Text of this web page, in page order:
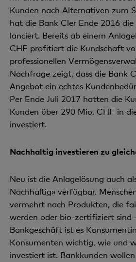
Kunden nach Alternativen zum
hat die Bank Cler Ende 2016 die
lanciert. Bereits ab einem
CHF profitiert die Kundschaft
professionellen
Nachfrage zeigt, dass die Bank
Angebot ein echtes
Per Ende Juli 2017 hatten die
Kunden über 290 Mio. CHF in
investiert.
Nachhaltig investieren zu
Neu ist die Anlagelösung auch
Nachhaltig» verfügbar.
vermehrt nach Produkten, die
werden oder bio-zertifiziert sind
Bankgeschäft ist es
Konsumenten wichtig, wie und
investiert ist. Bankkunden